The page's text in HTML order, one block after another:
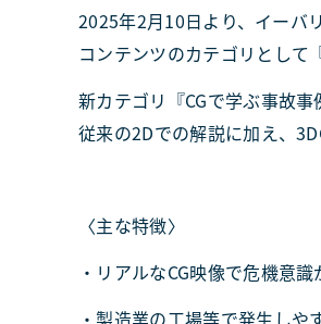
2025年2月10日より、イーバ
コンテンツのカテゴリとして
新カテゴリ『CGで学ぶ事故
従来の2Dでの解説に加え、
〈主な特徴〉
・リアルなCG映像で危機意識
・製造業の工場等で発生し